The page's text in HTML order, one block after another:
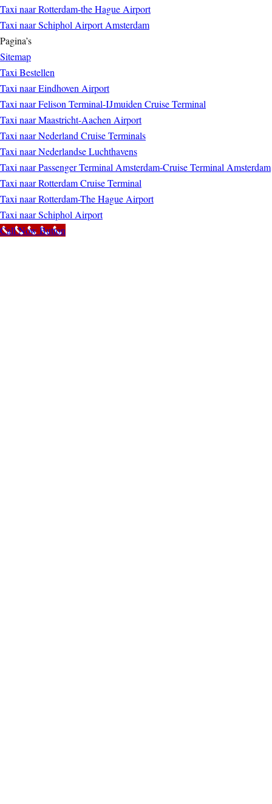
Taxi naar Rotterdam-the Hague Airport
Taxi naar Schiphol Airport Amsterdam
Pagina’s
Sitemap
Taxi Bestellen
Taxi naar Eindhoven Airport
Taxi naar Felison Terminal-IJmuiden Cruise Terminal
Taxi naar Maastricht-Aachen Airport
Taxi naar Nederland Cruise Terminals
Taxi naar Nederlandse Luchthavens
Taxi naar Passenger Terminal Amsterdam-Cruise Terminal Amsterdam
Taxi naar Rotterdam Cruise Terminal
Taxi naar Rotterdam-The Hague Airport
Taxi naar Schiphol Airport
Call Now Button